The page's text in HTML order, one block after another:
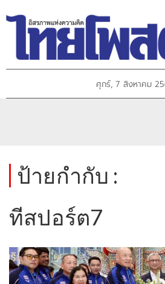
ศุกร์, 7 สิงหาคม
ป้ายกำกับ :
ทีสปอร์ต7